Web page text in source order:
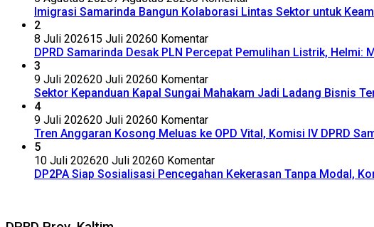
Imigrasi Samarinda Bangun Kolaborasi Lintas Sektor untuk
2
8 Juli 202615 Juli 20260 Komentar
DPRD Samarinda Desak PLN Percepat Pemulihan Listrik,
3
9 Juli 202620 Juli 20260 Komentar
Sektor Kepanduan Kapal Sungai Mahakam Jadi Ladang Bisnis
4
9 Juli 202620 Juli 20260 Komentar
Tren Anggaran Kosong Meluas ke OPD Vital, Komisi IV DPRD
5
10 Juli 202620 Juli 20260 Komentar
DP2PA Siap Sosialisasi Pencegahan Kekerasan Tanpa Modal,